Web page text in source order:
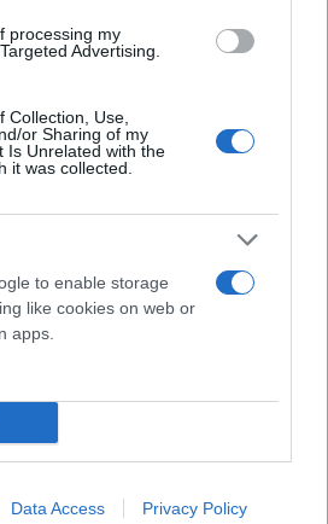
processing my
Advertising.
Collection, Use,
or Sharing of my
Is Unrelated with the
it was collected.
to enable storage
like cookies on web or
apps.
Data Access Privacy Policy
στο καλοκαίρι, πρέπει
προσεκτικοί. Τα φαινόμενα,
διαστήματα, θα είναι πάρα
Κρίσης και Πολιτικής
χθες, σε συνέχεια της
της Εθνικής
τις Περιφέρειες και τους
βρίσκονται σε αυξημένη